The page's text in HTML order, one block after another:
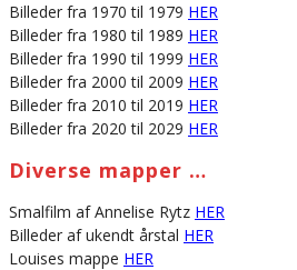
Billeder fra 1970 til 1979 HER
Billeder fra 1980 til 1989 HER
Billeder fra 1990 til 1999 HER
Billeder fra 2000 til 2009 HER
Billeder fra 2010 til 2019 HER
Billeder fra 2020 til 2029 HER
Diverse mapper …
Smalfilm af Annelise Rytz HER
Billeder af ukendt årstal HER
Louises mappe HER